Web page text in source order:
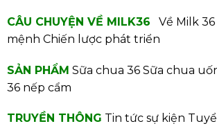
CÂU CHUYỆN VỀ MILK36 Về Milk 36
mệnh Chiến lược phát triển
SẢN PHẨM Sữa chua 36 Sữa chua
36 nếp cẩm
TRUYỀN THÔNG Tin tức sự kiện